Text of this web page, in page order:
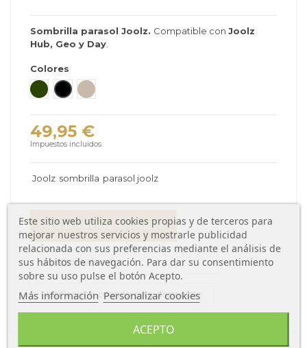
Sombrilla parasol Joolz. Compatible con Joolz
Hub, Geo y Day.
Colores
Forest Green
Space BlackSandy Taupe
49,95 €
Impuestos incluidos
Joolz sombrilla parasol joolz
Añadir a mi lista de regalos
Este sitio web utiliza cookies propias y de terceros para
mejorar nuestros servicios y mostrarle publicidad
relacionada con sus preferencias mediante el análisis de
sus hábitos de navegación. Para dar su consentimiento
sobre su uso pulse el botón Acepto.
Más información Personalizar cookies
ACEPTO